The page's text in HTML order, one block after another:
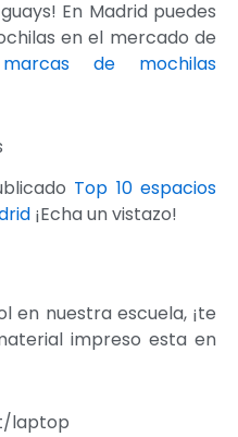
En Madrid puedes
en el mercado de
de mochilas
Top 10 espacios
¡Echa un vistazo!
en nuestra escuela, ¡te
impreso esta en
laptop